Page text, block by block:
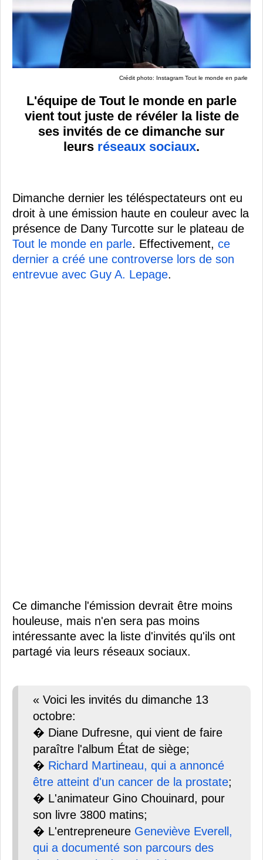
Crédit photo: Instagram Tout le monde en parle
L'équipe de Tout le monde en parle
vient tout juste de révéler la liste de
ses invités de ce dimanche sur
leurs réseaux sociaux.
Dimanche dernier les téléspectateurs ont eu
droit à une émission haute en couleur avec la
présence de Dany Turcotte sur le plateau de
Tout le monde en parle. Effectivement, ce
dernier a créé une controverse lors de son
entrevue avec Guy A. Lepage.
Ce dimanche l'émission devrait être moins
houleuse, mais n'en sera pas moins
intéressante avec la liste d'invités qu'ils ont
partagé via leurs réseaux sociaux.
« Voici les invités du dimanche 13
octobre:
� Diane Dufresne, qui vient de faire
paraître l'album État de siège;
� Richard Martineau, qui a annoncé
être atteint d'un cancer de la prostate;
� L'animateur Gino Chouinard, pour
son livre 3800 matins;
� L'entrepreneure Geneviève Everell,
qui a documenté son parcours des